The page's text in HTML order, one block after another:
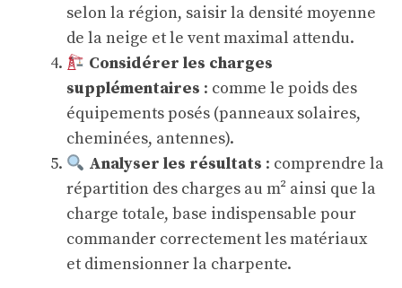
selon la région, saisir la densité moyenne
de la neige et le vent maximal attendu.
Considérer les charges
supplémentaires : comme le poids des
équipements posés (panneaux solaires,
cheminées, antennes).
Analyser les résultats : comprendre la
répartition des charges au m² ainsi que la
charge totale, base indispensable pour
commander correctement les matériaux
et dimensionner la charpente.